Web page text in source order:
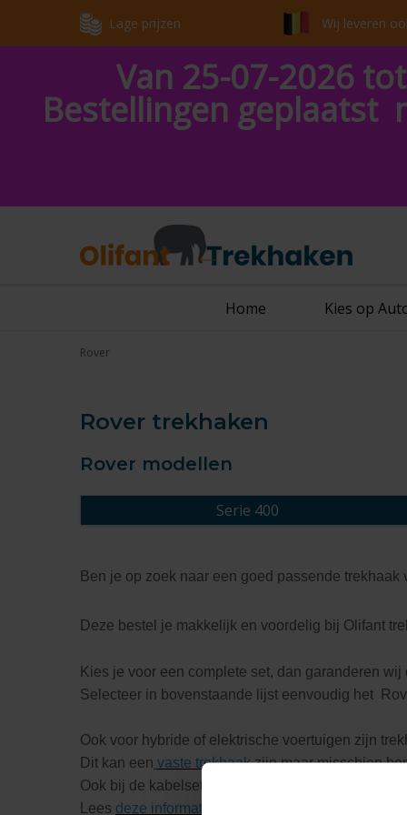
Lage prijzen Wij leveren
Van 25-07-2026
Bestellingen geplaatst
Home Kies op
Rover
Rover trekhaken
Rover modellen
Serie 400
Ben je op zoek naar een goed passende trekhaak
Deze bestel je makkelijk en voordelig bij Olifant
Kies je voor een complete set, dan garanderen
Selecteer in bovenstaande lijst eenvoudig het
Ook voor hybride of elektrische voertuigen zijn
Dit kan een vaste trekhaakzijn maar misschien
Ook bij de kabelsets zijn er meerdere opties dit
Lees deze informatie